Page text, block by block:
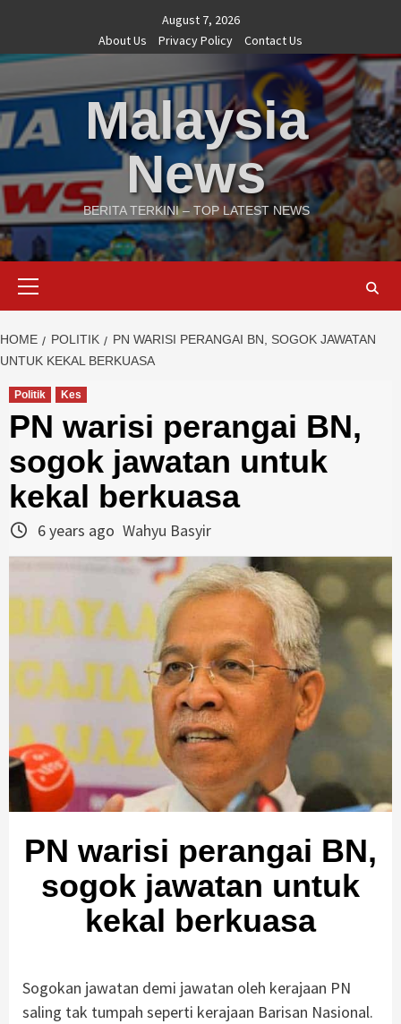
content
August 7, 2026
About Us
Privacy Policy Contact Us
Malaysia
News
BERITA TERKINI – TOP LATEST NEWS
HOME POLITIK
PN WARISI PERANGAI BN, SOGOK JAWATAN
UNTUK KEKAL BERKUASA
Politik Kes
PN warisi perangai BN,
sogok jawatan untuk
kekal berkuasa
6 years ago Wahyu Basyir
PN warisi perangai BN,
sogok jawatan untuk
kekal berkuasa
Sogokan jawatan demi jawatan oleh kerajaan PN
saling tak tumpah seperti kerajaan Barisan Nasional.